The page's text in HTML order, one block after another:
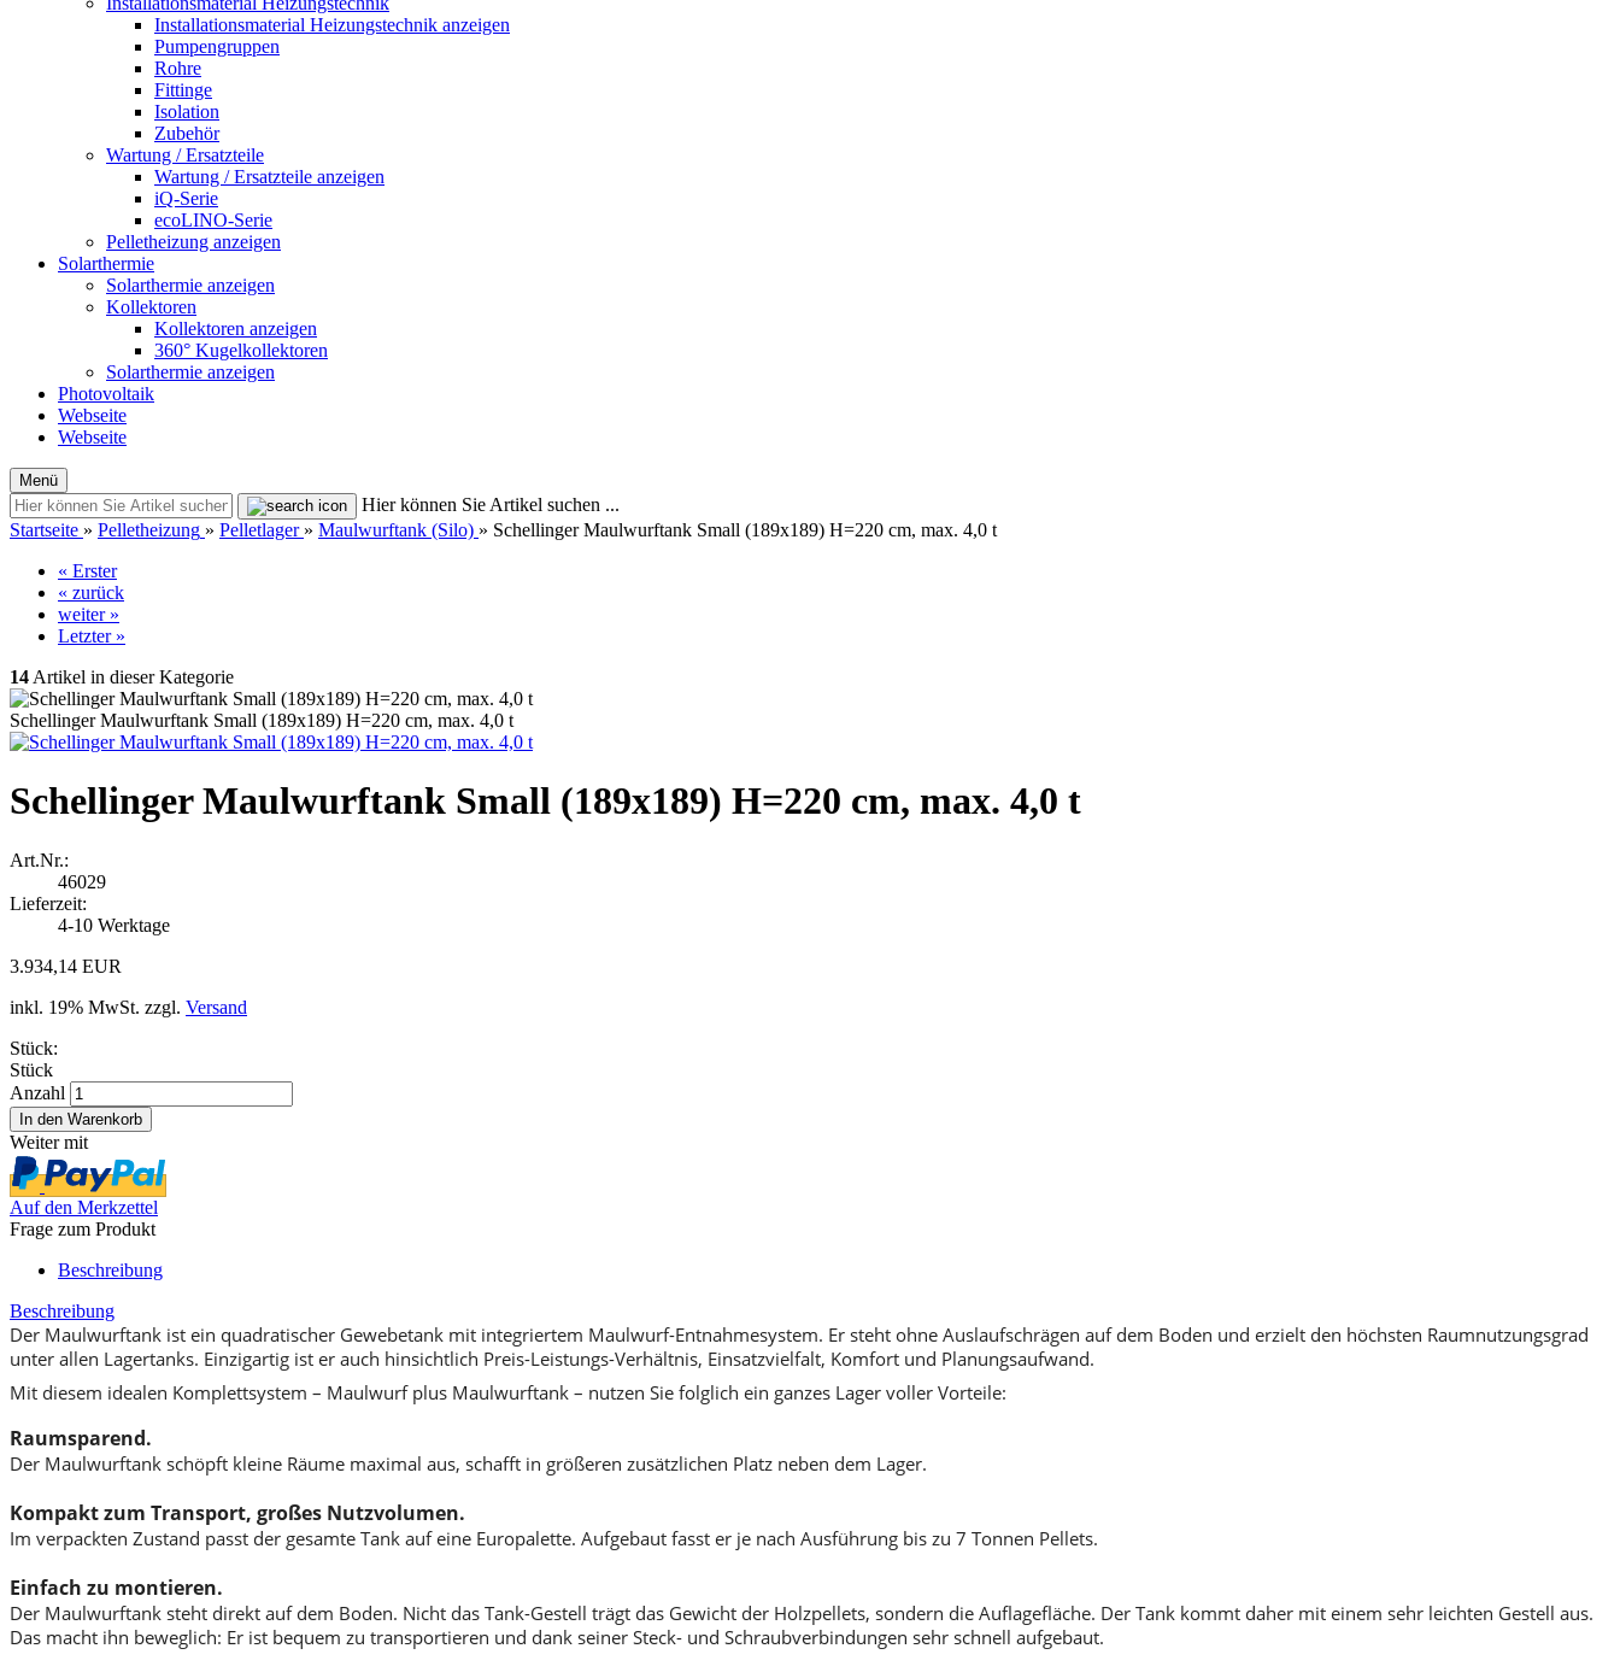
Installationsmaterial Heizungstechnik anzeigen
Pumpengruppen
Rohre
Fittinge
Isolation
Zubehör
Wartung / Ersatzteile
Wartung / Ersatzteile anzeigen
iQ-Serie
ecoLINO-Serie
Pelletheizung anzeigen
Solarthermie
Solarthermie anzeigen
Kollektoren
Kollektoren anzeigen
360° Kugelkollektoren
Solarthermie anzeigen
Photovoltaik
Webseite
Webseite
Menü
Hier können Sie Artikel suchen ...
Startseite » Pelletheizung » Pelletlager » Maulwurftank (Silo) » Schellinger Maulwurftank Small (189x189) H=220 cm, max. 4,0 t
« Erster
« zurück
weiter »
Letzter »
14 Artikel in dieser Kategorie
Schellinger Maulwurftank Small (189x189) H=220 cm, max. 4,0 t
Schellinger Maulwurftank Small (189x189) H=220 cm, max. 4,0 t
Art.Nr.:
46029
Lieferzeit:
4-10 Werktage
3.934,14 EUR
inkl. 19% MwSt. zzgl. Versand
Stück:
Stück
Anzahl
Weiter mit
Auf den Merkzettel
Frage zum Produkt
Beschreibung
Beschreibung
Der Maulwurftank ist ein quadratischer Gewebetank mit integriertem Maulwurf-Entnahmesystem. Er steht ohne Auslaufschrägen auf dem Boden und erzielt den höchsten Raumnutzungsgrad
unter allen Lagertanks. Einzigartig ist er auch hinsichtlich Preis-Leistungs-Verhältnis, Einsatzvielfalt, Komfort und Planungsaufwand.
Mit diesem idealen Komplettsystem – Maulwurf plus Maulwurftank – nutzen Sie folglich ein ganzes Lager voller Vorteile:
Raumsparend.
Der Maulwurftank schöpft kleine Räume maximal aus, schafft in größeren zusätzlichen Platz neben dem Lager.
Kompakt zum Transport, großes Nutzvolumen.
Im verpackten Zustand passt der gesamte Tank auf eine Europalette. Aufgebaut fasst er je nach Ausführung bis zu 7 Tonnen Pellets.
Einfach zu montieren.
Der Maulwurftank steht direkt auf dem Boden. Nicht das Tank-Gestell trägt das Gewicht der Holzpellets, sondern die Auflagefläche. Der Tank kommt daher mit einem sehr leichten Gestell aus.
Das macht ihn beweglich: Er ist bequem zu transportieren und dank seiner Steck- und Schraubverbindungen sehr schnell aufgebaut.